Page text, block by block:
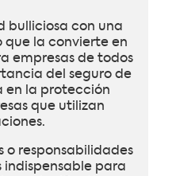
bulliciosa con una
que la convierte en
empresas de todos
del seguro de
en la protección
que utilizan
o responsabilidades
indispensable para